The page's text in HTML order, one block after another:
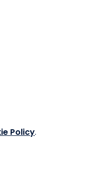
Policy.